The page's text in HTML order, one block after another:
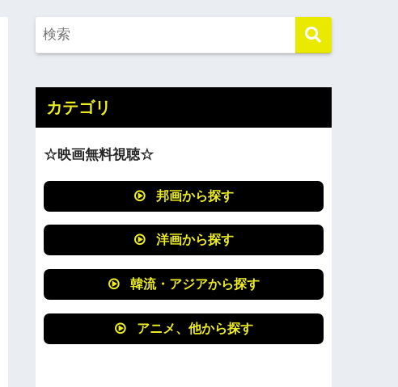
カテゴリ
☆映画無料視聴☆
邦画から探す
洋画から探す
韓流・アジアから探す
アニメ、他から探す